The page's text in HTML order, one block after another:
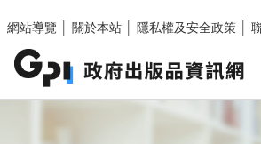
網站導覽
關於本站 隱私權及安全政策